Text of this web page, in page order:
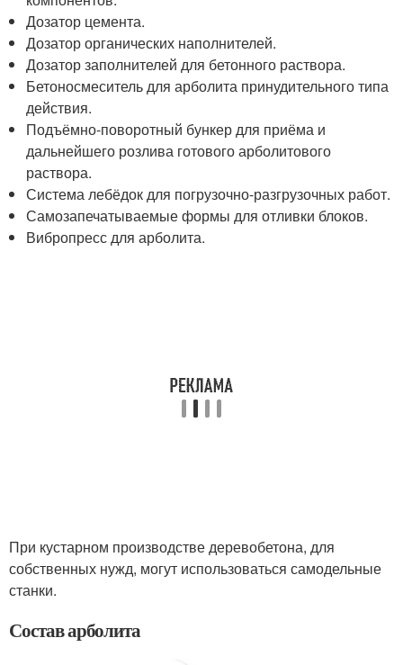
Дозатор цемента.
Дозатор органических наполнителей.
Дозатор заполнителей для бетонного раствора.
Бетоносмеситель для арболита принудительного типа
действия.
Подъёмно-поворотный бункер для приёма и
дальнейшего розлива готового арболитового
раствора.
Система лебёдок для погрузочно-разгрузочных работ.
Самозапечатываемые формы для отливки блоков.
Вибропресс для арболита.
При кустарном производстве деревобетона, для
собственных нужд, могут использоваться самодельные
станки.
Состав арболита